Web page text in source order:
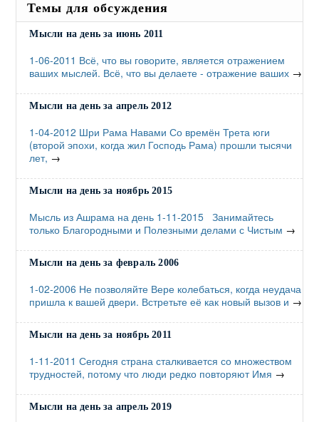
Темы для обсуждения
Мысли на день за июнь 2011
1-06-2011 Всё, что вы говорите, является отражением
ваших мыслей. Всё, что вы делаете - отражение ваших →
Мысли на день за апрель 2012
1-04-2012 Шри Рама Навами Со времён Трета юги
(второй эпохи, когда жил Господь Рама) прошли тысячи
лет, →
Мысли на день за ноябрь 2015
Мысль из Ашрама на день 1-11-2015 Занимайтесь
только Благородными и Полезными делами с Чистым →
Мысли на день за февраль 2006
1-02-2006 Не позволяйте Вере колебаться, когда неудача
пришла к вашей двери. Встретьте её как новый вызов и →
Мысли на день за ноябрь 2011
1-11-2011 Сегодня страна сталкивается со множеством
трудностей, потому что люди редко повторяют Имя →
Мысли на день за апрель 2019